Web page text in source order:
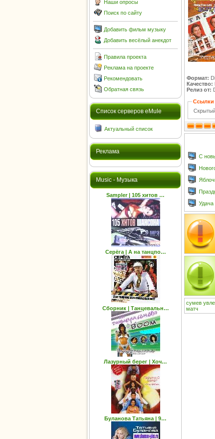
Наши опросы
Поиск по сайту
Добавить фильм музыку
Добавить весёлый анекдот
Правила проекта
Реклама на проекте
Рекомендовать
Обратная связь
Cписок серверов eMule
Актуальный список
Реклама
Music - Музыка
Sampler | 105 хитов …
Серёга | А на танцпо…
Сборник | Танцевальн…
Лазурный берег | Хоч…
Буланова Татьяна | 9…
Формат:
Качество:
Релиз от:
Ссылки
С
Удача
сумев
матч